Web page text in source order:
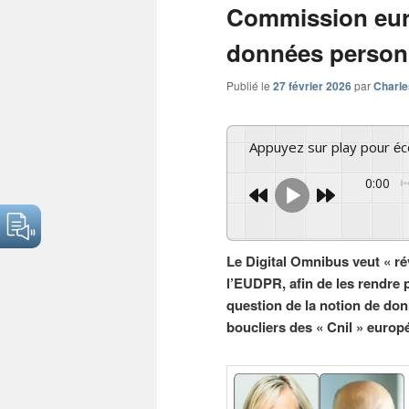
Commission
données
Publié le 27 février 2026par
Appuyez sur play pour
0:00
Le Digital Omnibus veut «
l’EUDPR, afin de les
question de la notion de
boucliers des « Cnil »